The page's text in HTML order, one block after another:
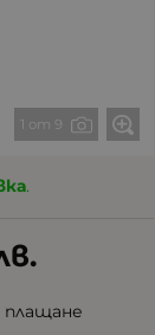
1 от 9
.
плащане